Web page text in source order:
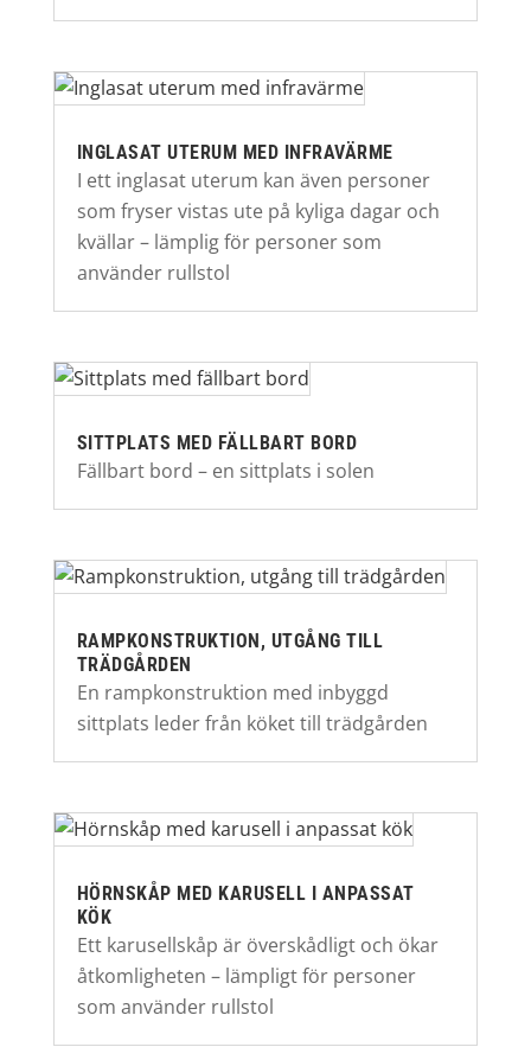
INGLASAT UTERUM MED INFRAVÄRME
I ett inglasat uterum kan även personer
som fryser vistas ute på kyliga dagar och
kvällar – lämplig för personer som
använder rullstol
SITTPLATS MED FÄLLBART BORD
Fällbart bord – en sittplats i solen
RAMPKONSTRUKTION, UTGÅNG TILL
TRÄDGÅRDEN
En rampkonstruktion med inbyggd
sittplats leder från köket till trädgården
HÖRNSKÅP MED KARUSELL I ANPASSAT
KÖK
Ett karusellskåp är överskådligt och ökar
åtkomligheten – lämpligt för personer
som använder rullstol